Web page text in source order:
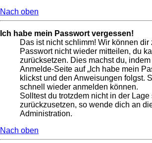
Nach oben
Ich habe mein Passwort vergessen!
Das ist nicht schlimm! Wir können
Passwort nicht wieder mitteilen, du
zurücksetzen. Dies machst du,
Anmelde-Seite auf „Ich habe mein
klickst und den Anweisungen folgst.
schnell wieder anmelden können.
Solltest du trotzdem nicht in der
zurückzusetzen, so wende dich an
Administration.
Nach oben